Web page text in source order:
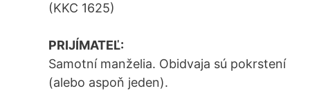
(KKC 1625)
PRIJÍMATEĽ:
Samotní manželia. Obidvaja sú pokrstení
(alebo aspoň jeden).